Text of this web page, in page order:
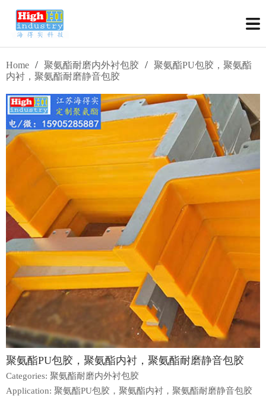
Home / 聚氨酯耐磨内外衬包胶 / 聚氨酯PU包胶，聚氨酯
内衬，聚氨酯耐磨静音包胶
聚氨酯PU包胶，聚氨酯内衬，聚氨酯耐磨静音包胶
Categories: 聚氨酯耐磨内外衬包胶
Application: 聚氨酯PU包胶，聚氨酯内衬，聚氨酯耐磨静音包胶